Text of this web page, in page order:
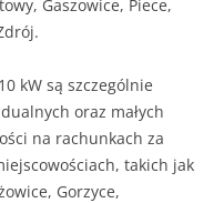
Gaszowice, Piece,
kW są szczególnie
oraz małych
na rachunkach za
takich jak
Gorzyce,